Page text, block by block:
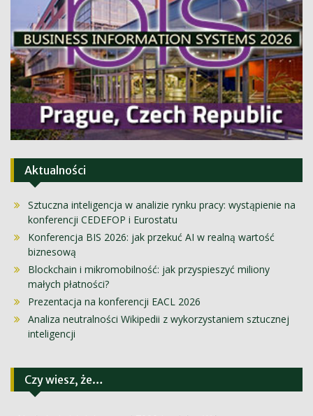
Aktualności
Sztuczna inteligencja w analizie rynku pracy: wystąpienie na
konferencji CEDEFOP i Eurostatu
Konferencja BIS 2026: jak przekuć AI w realną wartość
biznesową
Blockchain i mikromobilność: jak przyspieszyć miliony
małych płatności?
Prezentacja na konferencji EACL 2026
Analiza neutralności Wikipedii z wykorzystaniem sztucznej
inteligencji
Czy wiesz, że…